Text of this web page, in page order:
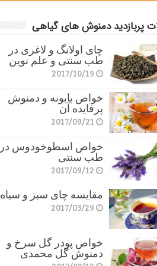
پربازدید دمنوش های گیاهی
چای اولانگ و لاغری در
طب سنتی و علم نوین
2017/10/19
خواص بابونه و دمنوش
پرفایده آن
2017/09/21
خواص اسطوخودوس در
طب سنتی
2017/09/12
مقایسه چای سبز و سیاه
2017/03/29
خواص پودر گل سرخ و
دمنوش گل محمدی